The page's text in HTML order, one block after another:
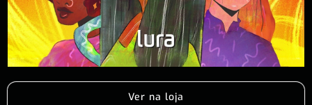
Ver na loja